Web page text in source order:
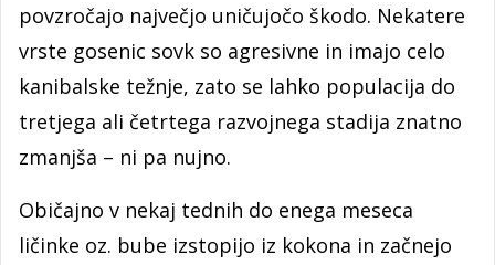
povzročajo največjo uničujočo škodo. Nekatere
vrste gosenic sovk so agresivne in imajo celo
kanibalske težnje, zato se lahko populacija do
tretjega ali četrtega razvojnega stadija znatno
zmanjša – ni pa nujno.
Običajno v nekaj tednih do enega meseca
ličinke oz. bube izstopijo iz kokona in začnejo